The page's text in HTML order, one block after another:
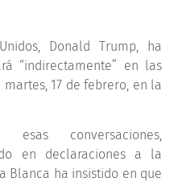
Donald Trump, ha
“indirectamente” en las
17 de febrero, en la
conversaciones,
en declaraciones a la
Blanca ha insistido en que